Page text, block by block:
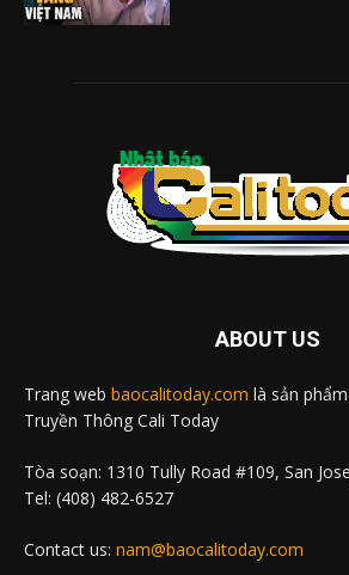
ABOUT US
Trang web baocalitoday.com là sản
Truyền Thông Cali Today
Tòa soạn: 1310 Tully Road #109, San
Tel: (408) 482-6527
Contact us: nam@baocalitoday.com